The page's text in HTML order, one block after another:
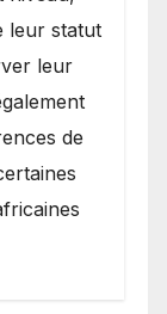
leur statut
leur
de